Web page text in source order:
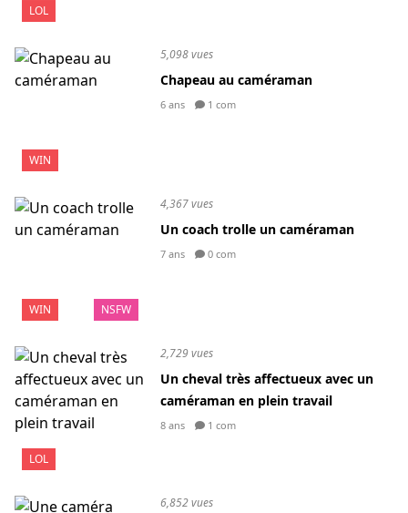
LOL
WIN
5,098 vues
Chapeau au caméraman
6 ans 1 com
WIN NSFW
4,367 vues
Un coach trolle un caméraman
7 ans 0 com
LOL
2,729 vues
Un cheval très affectueux avec un
caméraman en plein travail
8 ans 1 com
6,852 vues